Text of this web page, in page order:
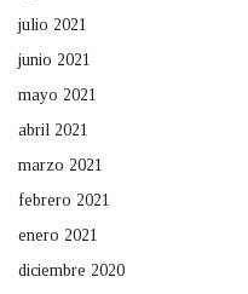
julio 2021
junio 2021
mayo 2021
abril 2021
marzo 2021
febrero 2021
enero 2021
diciembre 2020